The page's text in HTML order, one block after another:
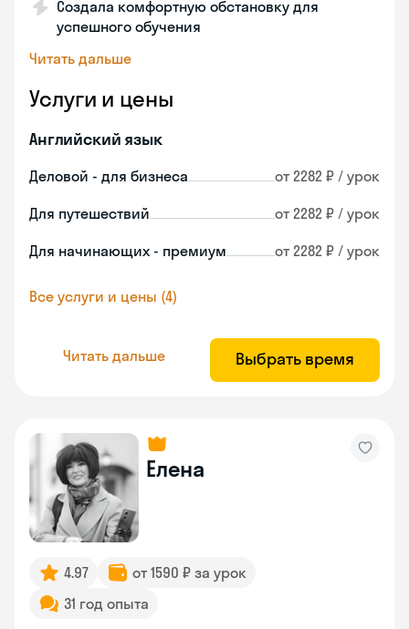
Создала комфортную обстановку для
успешного обучения
Читать дальше
Услуги и цены
Английский язык
Деловой - для бизнеса от 2282 ₽ / урок
Для путешествий от 2282 ₽ / урок
Для начинающих - премиум от 2282 ₽ / урок
Все услуги и цены (4)
Читать дальше Выбрать время
Елена
4.97
от 1590 ₽ за урок
31 год опыта